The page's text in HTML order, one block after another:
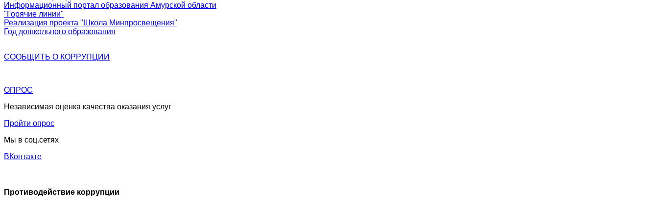
Информационный портал образования Амурской области
"Горячие линии"
Реализация проекта "Школа Минпросвещения"
Год дошкольного образования
СООБЩИТЬ О КОРРУПЦИИ
ОПРОС
Независимая оценка качества оказания услуг
Пройти опрос
Мы в соц.сетях
ВКонтакте
Противодействие коррупции